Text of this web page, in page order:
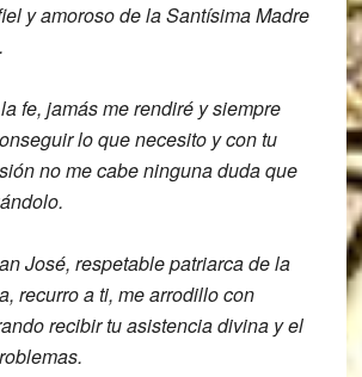
yamoroso de la Santísima Madre
fe, jamás me rendiré ysiempre
lo quenecesito y con tu
nome cabe ninguna duda que
José, respetablepatriarca de la
recurroa ti, me arrodillo con
recibir tu asistencia divina yel